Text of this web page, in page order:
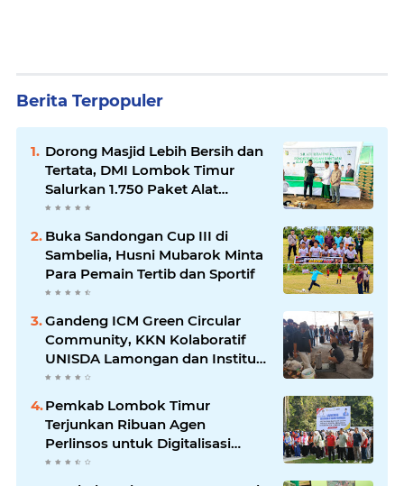
Berita Terpopuler
Dorong Masjid Lebih Bersih dan
Tertata, DMI Lombok Timur
Salurkan 1.750 Paket Alat
Kebersihan
Buka Sandongan Cup III di
Sambelia, Husni Mubarok Minta
Para Pemain Tertib dan Sportif
Gandeng ICM Green Circular
Community, KKN Kolaboratif
UNISDA Lamongan dan Institut
Elkatarie Edukasi Warga
Sembalun Ubah Sampah Jadi
Energi Terbarukan
Pemkab Lombok Timur
Terjunkan Ribuan Agen
Perlinsos untuk Digitalisasi
Bantuan